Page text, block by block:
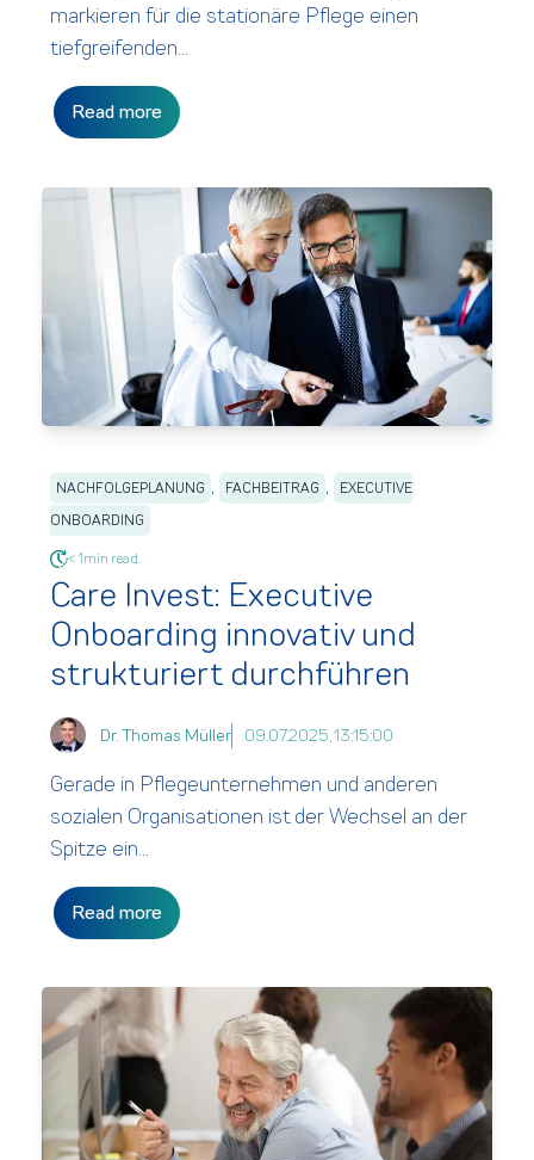
markieren für die stationäre Pflege einen
tiefgreifenden...
Read more
NACHFOLGEPLANUNG , FACHBEITRAG ,
EXECUTIVE
ONBOARDING
< 1min read.
Care Invest: Executive
Onboarding innovativ und
strukturiert durchführen
Dr. Thomas Müller 09.07.2025, 13:15:00
Gerade in Pflegeunternehmen und anderen
sozialen Organisationen ist der Wechsel an der
Spitze ein...
Read more